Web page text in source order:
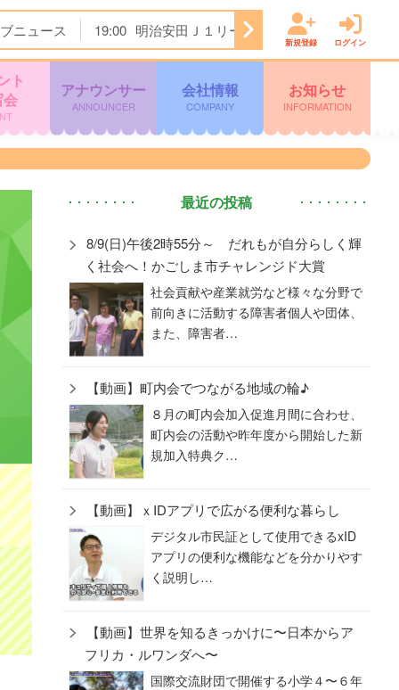
ニュース 19:00 明治安田Ｊ１リーグ開幕戦 横浜Ｆ・マリ
新規登録 ログイン
ト
アナウンサー
ANNOUNCER
会社情報
COMPANY
お知らせ
INFORMATION
最近の投稿
8/9(日)午後2時55分～ だれもが自分らしく輝
く社会へ！かごしま市チャレンジド大賞
社会貢献や産業就労など様々な分野で
前向きに活動する障害者個人や団体、
また、障害者…
【動画】町内会でつながる地域の輪♪
８月の町内会加入促進月間に合わせ、
町内会の活動や昨年度から開始した新
規加入特典ク…
【動画】ｘIDアプリで広がる便利な暮らし
デジタル市民証として使用できるxID
アプリの便利な機能などを分かりやす
く説明し…
【動画】世界を知るきっかけに〜日本からア
フリカ・ルワンダへ〜
国際交流財団で開催する小学４〜６年